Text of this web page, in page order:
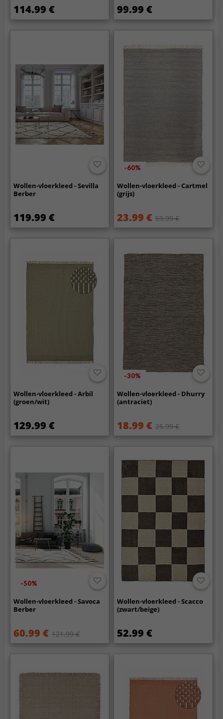
114.99 € 99.99 €
Wollen-vloerkleed - Sevilla
Berber
119.99 €
-60%
Wollen-vloerkleed - Cartmel
(grijs)
23.99 € 59.99 €
Wollen-vloerkleed - Arbil
(groen/wit)
129.99 €
-30%
Wollen-vloerkleed - Dhurry
(antraciet)
18.99 € 25.99 €
-50%
Wollen-vloerkleed - Savoca
Berber
60.99 € 121.99 €
Wollen-vloerkleed - Scacco
(zwart/beige)
52.99 €